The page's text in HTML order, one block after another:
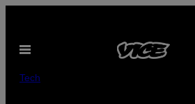
content
Open
Tech